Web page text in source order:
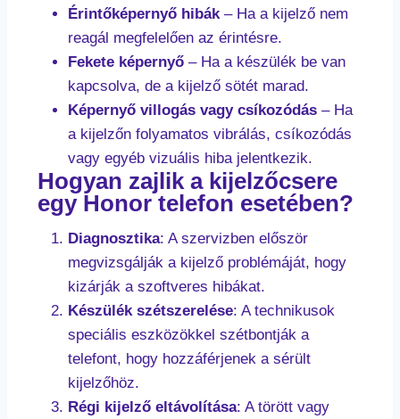
Érintőképernyő hibák– Ha a kijelző nem
reagál megfelelően az érintésre.
Fekete képernyő – Ha a készülék be van
kapcsolva, de a kijelző sötét marad.
Képernyő villogás vagy csíkozódás – Ha
a kijelzőn folyamatos vibrálás, csíkozódás
vagy egyéb vizuális hiba jelentkezik.
Hogyan zajlik a kijelzőcsere
egy Honor telefon esetében?
Diagnosztika: A szervizben először
megvizsgálják a kijelző problémáját, hogy
kizárják a szoftveres hibákat.
Készülék szétszerelése: A technikusok
speciális eszközökkel szétbontják a
telefont, hogy hozzáférjenek a sérült
kijelzőhöz.
Régi kijelző eltávolítása: A törött vagy